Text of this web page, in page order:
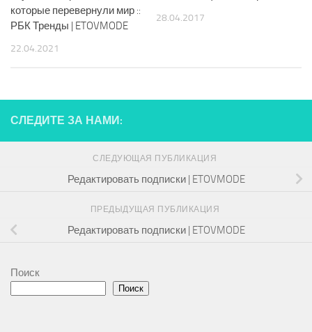
которые перевернули мир ::
РБК Тренды | ETOVMODE
22.04.2021
28.04.2017
СЛЕДИТЕ ЗА НАМИ:
СЛЕДУЮЩАЯ ПУБЛИКАЦИЯ
Редактировать подписки | ETOVMODE
ПРЕДЫДУЩАЯ ПУБЛИКАЦИЯ
Редактировать подписки | ETOVMODE
Поиск
Поиск